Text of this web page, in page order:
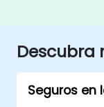
Descubra
Seguros en